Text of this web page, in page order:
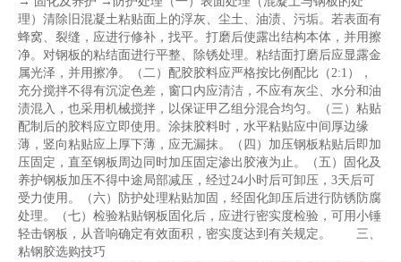
理）清除旧混凝土粘贴面上的浮灰、尘土、油渍、污垢。若表面有
蜂窝、裂缝，应进行修补，找平。打磨后使露出结构本体，并用擦
净。对钢板的粘结面进行平整、除锈处理。粘结面打磨后应显露金
属光泽，并用擦净。（二）配胶胶料应严格按比例配比（2:1），
充分搅拌不得有沉淀色差，窗口内应清洁，不应有灰尘、水分和油
渍混入，也采用机械搅拌，以保证甲乙组分混合均匀。（三）粘贴
配制后的胶料应立即使用。涂抹胶料时，水平粘贴应中间厚边缘
薄，竖向粘贴应上厚下薄，应无漏抹。（四）加压钢板粘贴后即加
压固定，直至钢板周边同时加压固定渗出胶液为止。（五）固化及
养护钢板加压不得中途局部减压，经过24小时后可卸压，3天后可
受力使用。（六）防护处理粘贴加固，经固化卸压后进行防锈防腐
处理。（七）检验粘贴钢板固化后，应进行密实度检验，可用小锤
轻击钢板，从音响确定有效面积，密实度达到有关规定。 三、
粘钢胶选购技巧